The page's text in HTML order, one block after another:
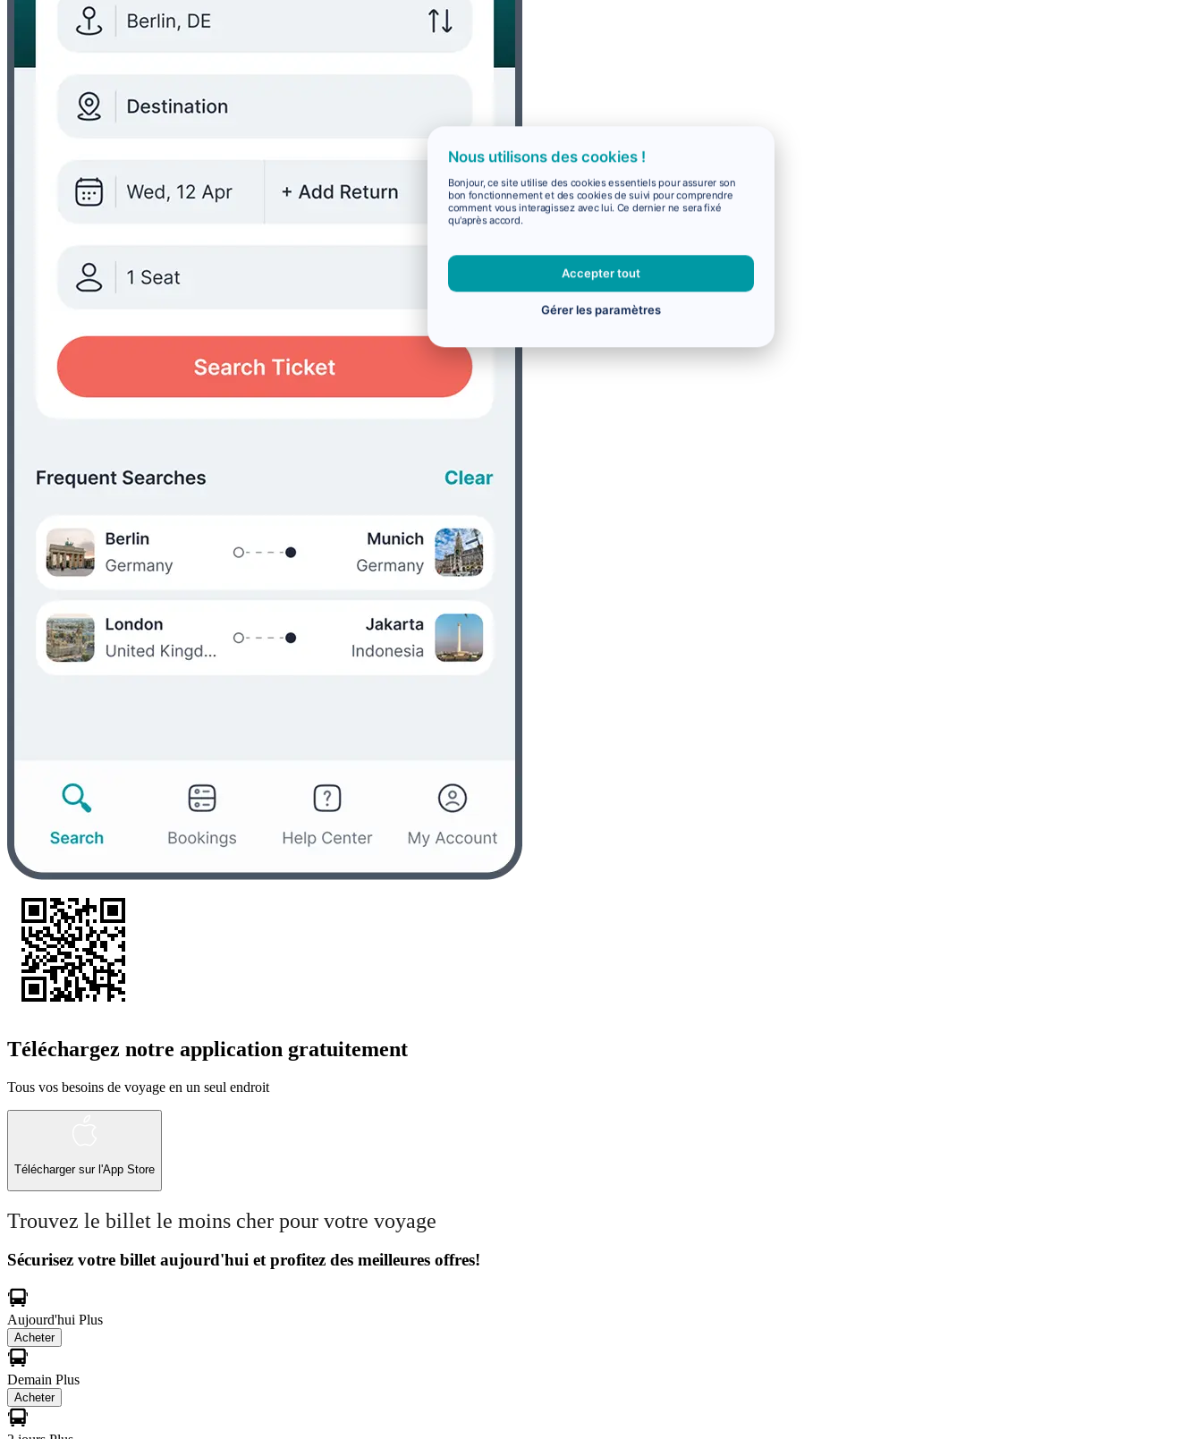
Téléchargez notre application gratuitement
Tous vos besoins de voyage en un seul endroit
Télécharger sur l'App Store
Trouvez le billet le moins cher pour votre voyage
Sécurisez votre billet aujourd'hui et profitez des meilleures offres!
Aujourd'hui Plus
Acheter
Demain Plus
Acheter
Nous utilisons des cookies !
Bonjour, ce site utilise des cookies essentiels pour assurer son
bon fonctionnement et des cookies de suivi pour comprendre
comment vous interagissez avec lui. Ce dernier ne sera fixé
qu'après accord.
Accepter tout
Gérer les paramètres